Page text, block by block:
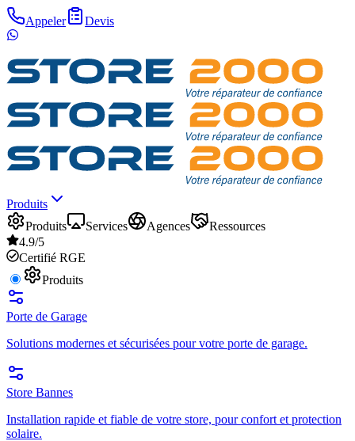
Appeler Devis
Produits
Produits
Services Agences
Ressources
4.9/5
Certifié RGE
Produits
Porte de Garage
Solutions modernes et sécurisées pour votre porte de garage.
Store Bannes
Installation rapide et fiable de votre store, pour confort et protection
solaire.